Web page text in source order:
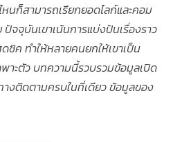
นก็สามารถเรียกยอดไลก์และคอม
จจุบันเขาเน้นการแบ่งปันเรื่องราว
ชิค ทำให้หลายคนยกให้เขาเป็น
ะตัว บทความนี้รวบรวมข้อมูลเปิด
างติดตามครบในที่เดียว ข้อมูลของ